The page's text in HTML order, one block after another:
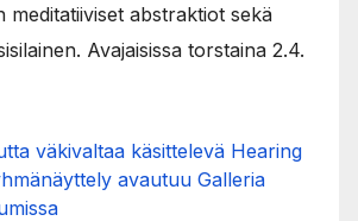
meditatiiviset abstraktiot sekä
Avajaisissa torstaina 2.4.
väkivaltaa käsittelevä Hearing
avautuu Galleria